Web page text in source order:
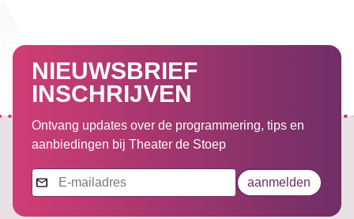
NIEUWSBRIEF
INSCHRIJVEN
Ontvang updates over de programmering, tips en
aanbiedingen bij Theater de Stoep
Nieuwsbrief aanmelden